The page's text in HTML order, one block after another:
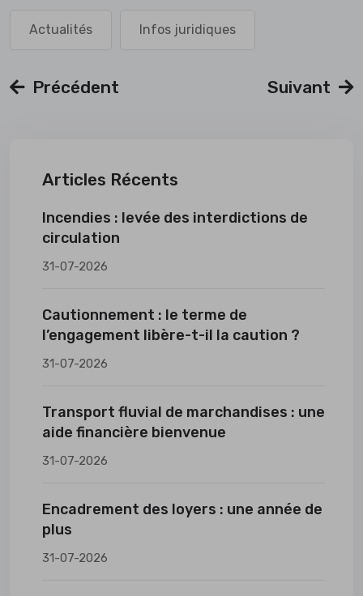
Actualités Infos juridiques
Précédent Suivant
Articles Récents
Incendies : levée des interdictions de
circulation
31-07-2026
Cautionnement : le terme de
l’engagement libère-t-il la caution ?
31-07-2026
Transport fluvial de marchandises : une
aide financière bienvenue
31-07-2026
Encadrement des loyers : une année de
plus
31-07-2026